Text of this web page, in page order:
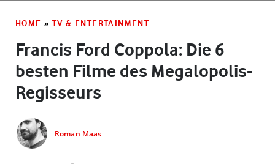
HOME » TV & ENTERTAINMENT
Francis Ford Coppola: Die 6
besten Filme des Megalopolis-
Regisseurs
Roman Maas